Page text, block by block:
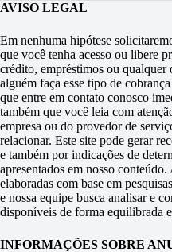
AVISO LEGAL
Em nenhuma hipótese
que você tenha acesso ou libere
crédito, empréstimos ou
alguém faça esse tipo de
que entre em contato conosco
também que você leia com
empresa ou do provedor de
relacionar. Este site pode gerar
e também por indicações de
apresentados em nosso
elaboradas com base em
e nossa equipe busca analisar e
disponíveis de forma equilibrada
INFORMAÇÕES SOBRE